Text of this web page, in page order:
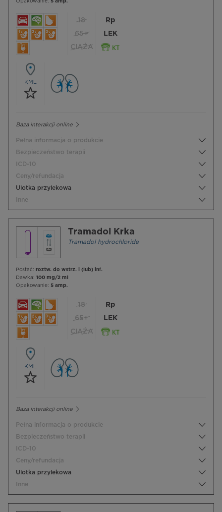
Opakowanie: 5 amp.
18
65+
CIĄŻA
Rp
LEK
KML
Baza interakcji online
Pełna informacja o produkcie
Bezpieczeństwo terapii
ICD-10
Ceny/refundacja
Ulotka przylekowa
Inne
Tramadol Krka
Tramadol hydrochloride
Postać: roztw. do wstrz. i (lub) inf.
Dawka: 100 mg/2 ml
Opakowanie: 5 amp.
18
65+
CIĄŻA
Rp
LEK
KML
Baza interakcji online
Pełna informacja o produkcie
Bezpieczeństwo terapii
ICD-10
Ceny/refundacja
Ulotka przylekowa
Inne